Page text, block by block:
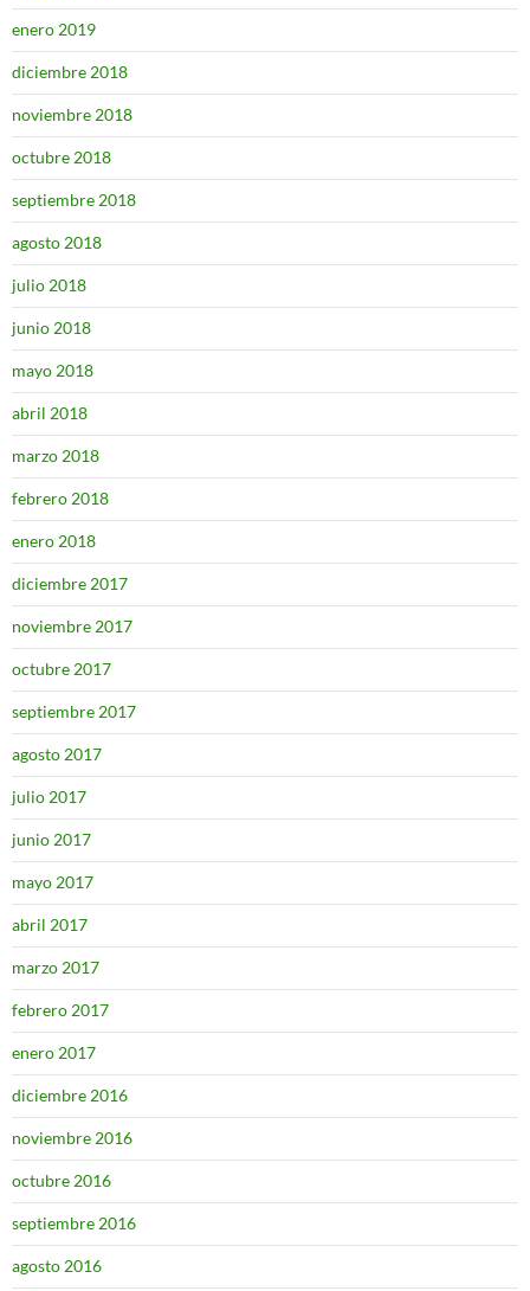
enero 2019
diciembre 2018
noviembre 2018
octubre 2018
septiembre 2018
agosto 2018
julio 2018
junio 2018
mayo 2018
abril 2018
marzo 2018
febrero 2018
enero 2018
diciembre 2017
noviembre 2017
octubre 2017
septiembre 2017
agosto 2017
julio 2017
junio 2017
mayo 2017
abril 2017
marzo 2017
febrero 2017
enero 2017
diciembre 2016
noviembre 2016
octubre 2016
septiembre 2016
agosto 2016